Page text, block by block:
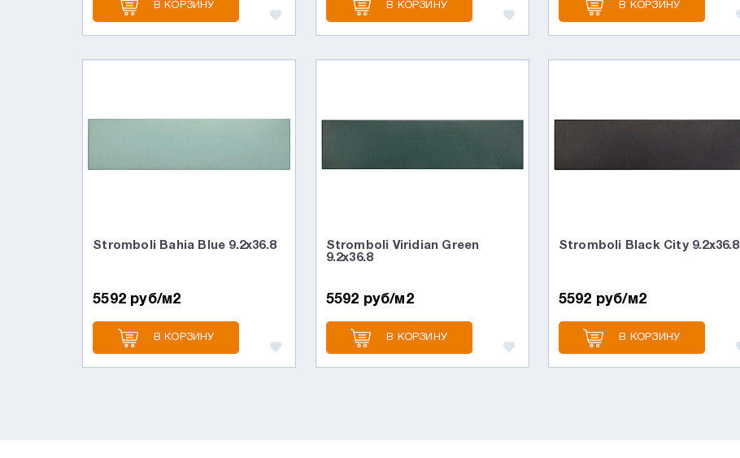
В КОРЗИНУ В КОРЗИНУ В КОРЗИНУ
Stromboli Bahia Blue 9.2x36.8
5592 руб/м2
В КОРЗИНУ
Stromboli Viridian Green
9.2x36.8
5592 руб/м2
В КОРЗИНУ
Stromboli Black City 9.2x36.8
5592 руб/м2
В КОРЗИНУ